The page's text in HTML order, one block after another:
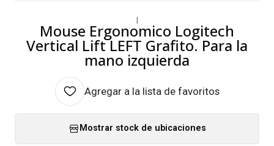
|
Mouse Ergonomico Logitech
Vertical Lift LEFT Grafito. Para la
mano izquierda
Agregar a la lista de favoritos
Mostrar stock de ubicaciones